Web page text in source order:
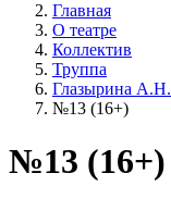
Главная
О театре
Коллектив
Труппа
Глазырина А.Н.
№13 (16+)
№13 (16+)